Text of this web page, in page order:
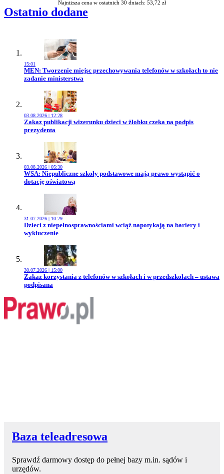
Najniższa cena w ostatnich 30 dniach: 53,72 zł
Ostatnio dodane
15:01
Przejdź do artykułu:
MEN: Tworzenie miejsc przechowywania telefonów w szkołach to nie
zadanie ministerstwa
03.08.2026 | 12:28
Przejdź do artykułu:
Zakaz publikacji wizerunku dzieci w żłobku czeka na podpis
prezydenta
03.08.2026 | 05:30
Przejdź do artykułu:
WSA: Niepubliczne szkoły podstawowe mają prawo wystąpić o
dotację oświatową
31.07.2026 | 10:29
Przejdź do artykułu:
Dzieci z niepełnosprawnościami wciąż napotykają na bariery i
wykluczenie
30.07.2026 | 15:00
Przejdź do artykułu:
Zakaz korzystania z telefonów w szkołach i w przedszkolach – ustawa
podpisana
Baza teleadresowa
Sprawdź darmowy dostęp do pełnej bazy m.in. sądów i
urzędów.